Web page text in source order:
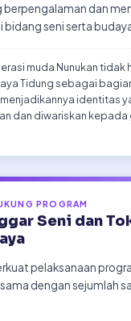
berpengalaman dan
seni serta
muda Nunukan tidak
Tidung sebagai
identitas
dan diwariskan kepada
PROGRAM
Seni dan
pelaksanaan
dengan sejumlah